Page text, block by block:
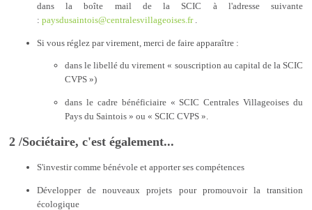
dans la boîte mail de la SCIC à l'adresse suivante
: paysdusaintois@centralesvillageoises.fr.
Si vous réglez par virement, merci de faire apparaître :
dans le libellé du virement « souscription au capital de la SCIC
CVPS »)
dans le cadre bénéficiaire « SCIC Centrales Villageoises du
Pays du Saintois » ou « SCIC CVPS ».
2 /Sociétaire, c'est également...
S'investir comme bénévole et apporter ses compétences
Développer de nouveaux projets pour promouvoir la transition
écologique